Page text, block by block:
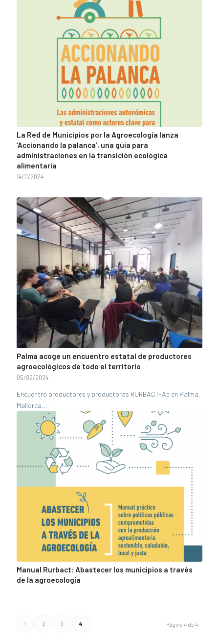
La Red de Municipios por la Agroecología lanza
‘Accionando la palanca’, una guía para
administraciones en la transición ecológica
alimentaria
14/11/2024
Palma acoge un encuentro estatal de productores
agroecológicos de todo el territorio
05/02/2024
Encuentro productores y productoras RURBACT-Ae en Palma,
Mallorca,…
Manual Rurbact: Abastecer los municipios a través
de la agroecología
Página 4 de 4
1 2 3 4